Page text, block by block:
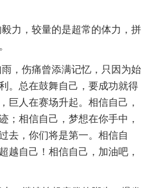
力，较量的是超常的体力，拼
，伤痛曾添满记忆，只因为始
。总在鼓舞自己，要成功就得
巨人在赛场升起。相信自己，
；相信自己，梦想在你手中，
去，你们将是第一。相信自
越自己！相信自己，加油吧，